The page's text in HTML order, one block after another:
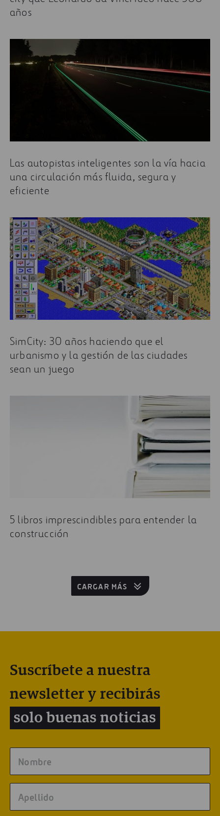
años
Las autopistas inteligentes son la vía hacia
una circulación más fluida, segura y
eficiente
SimCity: 30 años haciendo que el
urbanismo y la gestión de las ciudades
sean un juego
5 libros imprescindibles para entender la
construcción
CARGAR MÁS
Suscríbete a nuestra
newsletter y recibirás
solo buenas noticias